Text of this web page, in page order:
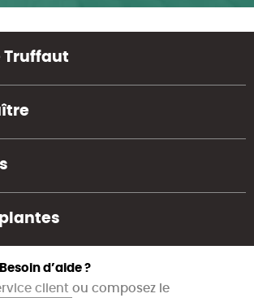
Truffaut
d’aide ?
client ou composez le